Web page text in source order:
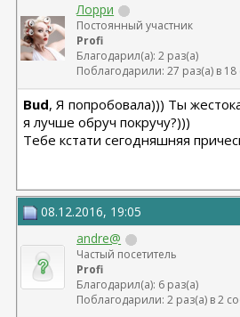
Лорри
Постоянный участник
Profi
Благодарил(а): 2 раз(а)
Поблагодарили: 27 раз(а) в
Bud, Я попробовала))) Ты
я лучше обруч покручу?)))
Тебе кстати сегодняшняя
08.12.2016, 19:05
andre@
Частый посетитель
Profi
Благодарил(а): 6 раз(а)
Поблагодарили: 2 раз(а) в 2